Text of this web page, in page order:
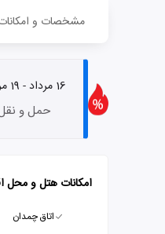
مشخصات و
16 مرداد - 19 مرداد ( 3 شب )
حمل و
امکانات هتل و محل
اتاق چمدان